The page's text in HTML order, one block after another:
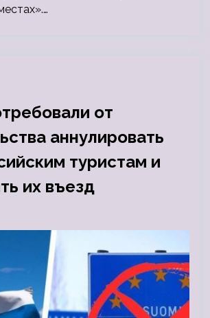
от
аннулировать
туристам и
их въезд